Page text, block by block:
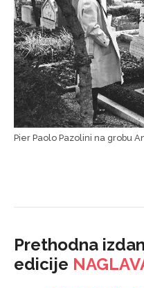
Pier Paolo Pazolini na grobu
Prethodna
edicije